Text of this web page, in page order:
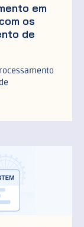
em
os
de